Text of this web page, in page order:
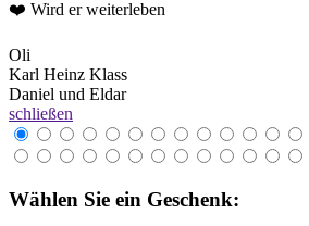
❤️ Wird er weiterleben
Oli
Karl Heinz Klass
Daniel und Eldar
schließen
Wählen Sie ein Geschenk: